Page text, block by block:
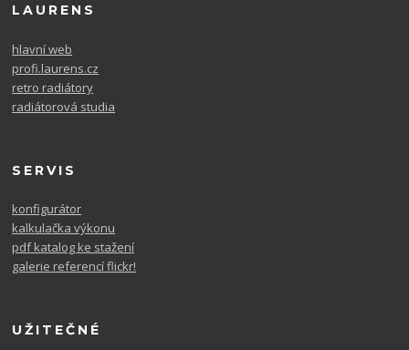
LAURENS
hlavní web
profi.laurens.cz
retro radiátory
radiátorová studia
SERVIS
konfigurátor
kalkulačka výkonu
pdf katalog ke stažení
galerie referencí flickr!
UŽITEČNÉ